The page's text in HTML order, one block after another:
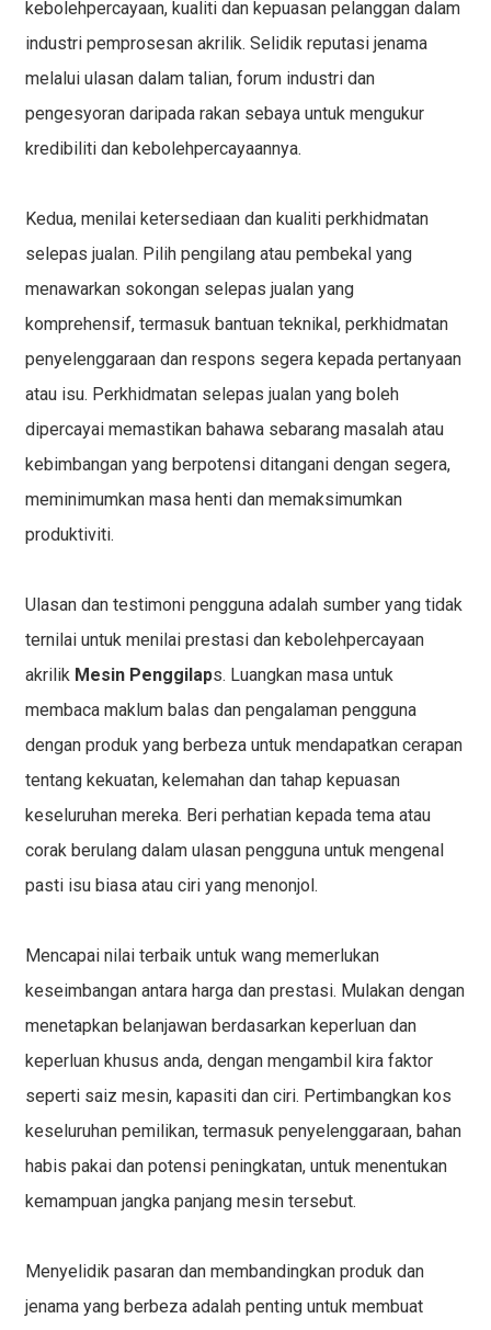
kebolehpercayaan, kualiti dan kepuasan pelanggan dalam
industri pemprosesan akrilik. Selidik reputasi jenama
melalui ulasan dalam talian, forum industri dan
pengesyoran daripada rakan sebaya untuk mengukur
kredibiliti dan kebolehpercayaannya.
Kedua, menilai ketersediaan dan kualiti perkhidmatan
selepas jualan. Pilih pengilang atau pembekal yang
menawarkan sokongan selepas jualan yang
komprehensif, termasuk bantuan teknikal, perkhidmatan
penyelenggaraan dan respons segera kepada pertanyaan
atau isu. Perkhidmatan selepas jualan yang boleh
dipercayai memastikan bahawa sebarang masalah atau
kebimbangan yang berpotensi ditangani dengan segera,
meminimumkan masa henti dan memaksimumkan
produktiviti.
Ulasan dan testimoni pengguna adalah sumber yang tidak
ternilai untuk menilai prestasi dan kebolehpercayaan
akrilik Mesin Penggilaps. Luangkan masa untuk
membaca maklum balas dan pengalaman pengguna
dengan produk yang berbeza untuk mendapatkan cerapan
tentang kekuatan, kelemahan dan tahap kepuasan
keseluruhan mereka. Beri perhatian kepada tema atau
corak berulang dalam ulasan pengguna untuk mengenal
pasti isu biasa atau ciri yang menonjol.
Mencapai nilai terbaik untuk wang memerlukan
keseimbangan antara harga dan prestasi. Mulakan dengan
menetapkan belanjawan berdasarkan keperluan dan
keperluan khusus anda, dengan mengambil kira faktor
seperti saiz mesin, kapasiti dan ciri. Pertimbangkan kos
keseluruhan pemilikan, termasuk penyelenggaraan, bahan
habis pakai dan potensi peningkatan, untuk menentukan
kemampuan jangka panjang mesin tersebut.
Menyelidik pasaran dan membandingkan produk dan
jenama yang berbeza adalah penting untuk membuat